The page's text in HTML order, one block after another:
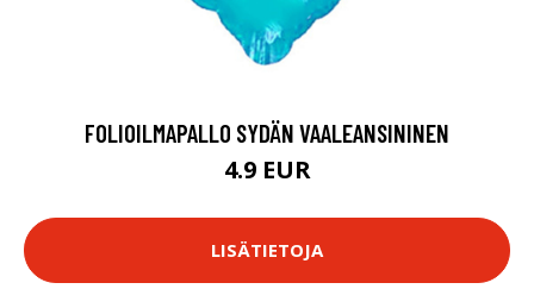
FOLIOILMAPALLO SYDÄN VAALEANSININEN
4.9 EUR
LISÄTIETOJA